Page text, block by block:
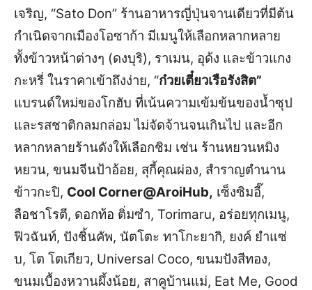
เจริญ, “Sato Don” ร้านอาหารญี่ปุ่นจานเดียวที่มีต้น
กำเนิดจากเมืองโอซาก้า มีเมนูให้เลือกหลากหลาย
ทั้งข้าวหน้าต่างๆ (ดงบุริ), ราเมน, อุด้ง และข้าวแกง
กะหรี่ ในราคาเข้าถึงง่าย, “ก๋วยเตี๋ยวเรือรังสิต”
แบรนด์ใหม่ของโกฮับ ที่เน้นความเข้มข้นของน้ำซุป
และรสชาติกลมกล่อม ไม่จัดจ้านจนเกินไป และอีก
หลากหลายร้านดังให้เลือกชิม เช่น ร้านหยวนหมิง
หยวน, ขนมจีนป้าอ้อย, สุกี้คุณผ่อง, สำราญตำนาน
ข้าวกะปิ, Cool Corner@AroiHub, เซ็งซิมอี๊,
ลือชาโรตี, ดอกท้อ ติ่มซำ, Torimaru, อร่อยทุกเมนู,
ฟิวฉันท์, ปังชิ้นคัพ, นัตโตะ ทาโกะยากิ, ยงค์ ยำแซ่
บ, โต โตเกียว, Universal Coco, ขนมปังสีทอง,
ขนมเบื้องหวานผึ้งน้อย, สาคูบ้านแม่, Eat Me, Good